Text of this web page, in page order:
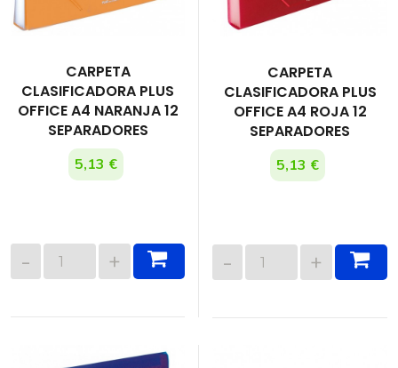
CARPETA
CLASIFICADORA PLUS
OFFICE A4 NARANJA 12
SEPARADORES
5,13 €
CARPETA
CLASIFICADORA PLUS
OFFICE A4 ROJA 12
SEPARADORES
5,13 €